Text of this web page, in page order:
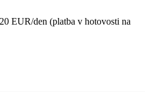
EUR/den (platba v hotovosti na